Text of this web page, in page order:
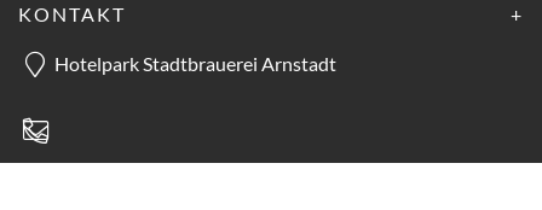
KONTAKT
Hotelpark Stadtbrauerei Arnstadt